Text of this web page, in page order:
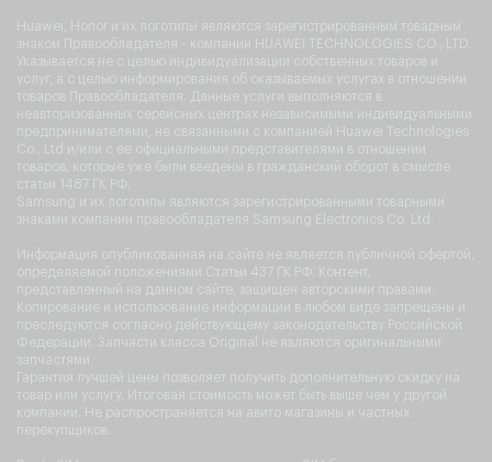
Huawei, Honor и их логотипы являются зарегистрированным товарным
знаком Правообладателя - компании HUAWEI TECHNOLOGIES CO., LTD.
Указывается не с целью индивидуализации собственных товаров и
услуг, а с целью информирования об оказываемых услугах в отношении
товаров Правообладателя. Данные услуги выполняются в
неавторизованных сервисных центрах независимыми индивидуальными
предпринимателями, не связанными с компанией Huawei Technologies
Co., Ltd и/или с ее официальными представителями в отношении
товаров, которые уже были введены в гражданский оборот в смысле
статьи 1487 ГК РФ.
Samsung и их логотипы являются зарегистрированными товарными
знаками компании правообладателя Samsung Electronics Co. Ltd.
Информация опубликованная на сайте не является публичной офертой,
определяемой положениями Статьи 437 ГК РФ. Контент,
представленный на данном сайте, защищен авторскими правами.
Копирование и использование информации в любом виде запрещены и
преследуются согласно действующему законодательству Российской
Федерации. Запчасти класса Original не являются оригинальными
запчастями.
Гарантия лучшей цены позволяет получить дополнительную скидку на
товар или услугу. Итоговая стоимость может быть выше чем у другой
компании. Не распространяется на авито магазины и частных
перекупщиков.